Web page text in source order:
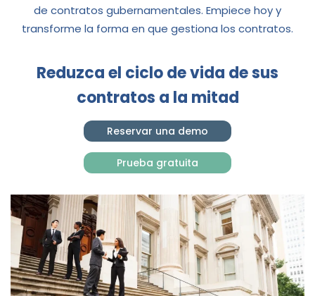
de contratos gubernamentales. Empiece hoy y
transforme la forma en que gestiona los contratos.
Reduzca el ciclo de vida de sus
contratos a la mitad
Reservar una demo
Prueba gratuita